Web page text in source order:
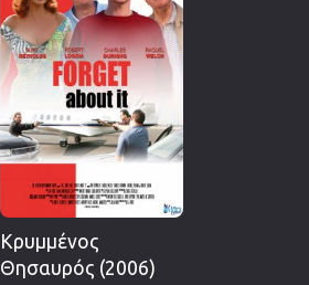
Κρυμμένος
Θησαυρός (2006)